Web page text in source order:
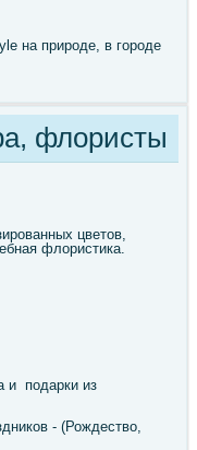
на природе, в городе
флористы
цветов,
флористика.
и подарки из
- (Рождество,